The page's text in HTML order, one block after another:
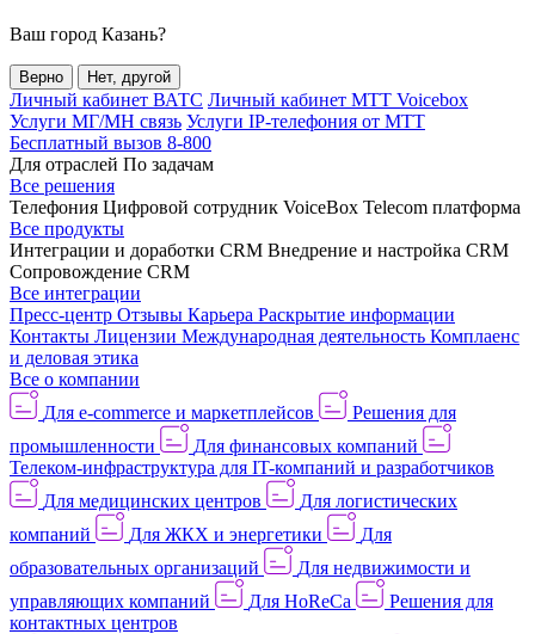
Ваш город Казань?
Верно Нет, другой
Личный кабинет ВАТС Личный кабинет МТТ Voicebox
Услуги МГ/МН связь Услуги IP-телефония от МТТ
Бесплатный вызов 8-800
Для отраслей По задачам
Все решения
Телефония Цифровой сотрудник VoiceBox Telecom платформа
Все продукты
Интеграции и доработки CRM Внедрение и настройка CRM
Сопровождение CRM
Все интеграции
Пресс-центр Отзывы Карьера Раскрытие информации
Контакты Лицензии Международная деятельность Комплаенс
и деловая этика
Все о компании
Для e-commerce и маркетплейсов
Решения для
промышленности
Для финансовых компаний
Телеком-инфраструктура для IT-компаний и разработчиков
Для медицинских центров
Для логистических
компаний
Для ЖКХ и энергетики
Для
образовательных организаций
Для недвижимости и
управляющих компаний
Для HoReCa
Решения для
контактных центров